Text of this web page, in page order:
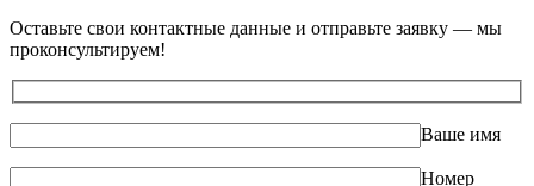
Оставьте свои контактные данные и отправьте заявку — мы
проконсультируем!
Ваше имя
Номер